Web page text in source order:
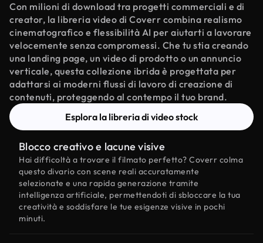
Con milioni di download tra progetti commerciali e di
creator, la libreria video di Coverr combina realismo
cinematografico e flessibilità AI per aiutarti a lavorare
velocemente senza compromessi. Che tu stia creando
una landing page, un video di prodotto o un annuncio
verticale, questa collezione ibrida è progettata per
adattarsi ai moderni flussi di lavoro di creazione di
contenuti, proteggendo al contempo il tuo brand.
Esplora la libreria di video stock
Blocco creativo e lacune visive
Hai difficoltà a trovare il filmato perfetto? Coverr colma
questo divario con scene reali accuratamente
selezionate e una rapida generazione tramite
intelligenza artificiale, permettendoti di sbloccare la tua
creatività e soddisfare le tue esigenze visive in pochi
minuti.